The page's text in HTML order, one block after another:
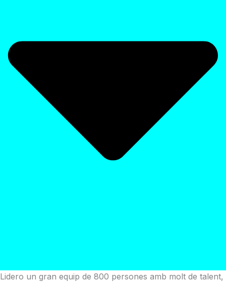
Lidero un gran equip de 800 persones amb molt de talent,